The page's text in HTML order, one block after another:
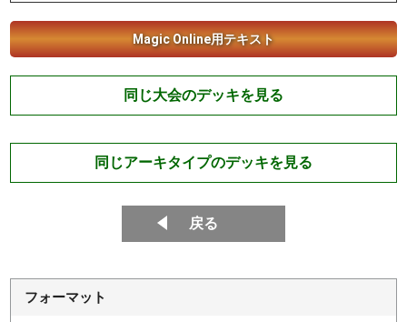
Magic Online用テキスト
同じ大会のデッキを見る
同じアーキタイプのデッキを見る
戻る
フォーマット